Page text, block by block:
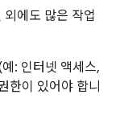
에도 많은 작업
: 인터넷 액세스,
한이 있어야 합니